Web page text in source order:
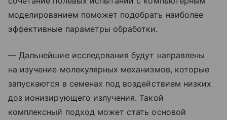
моделированием поможет подобрать наиболее
эффективные параметры обработки.
— Дальнейшие исследования будут направлены
на изучение молекулярных механизмов, которые
запускаются в семенах под воздействием низких
доз ионизирующего излучения. Такой
комплексный подход может стать основой